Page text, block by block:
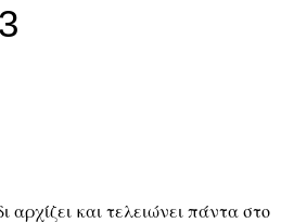
αρχίζει και τελειώνει πάντα στο